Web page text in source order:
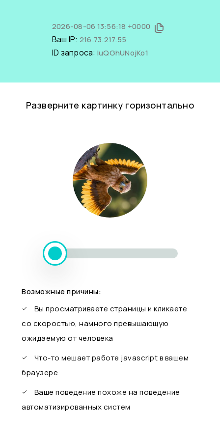
2026-08-06 13:56:18 +0000
Ваш IP: 216.73.217.55
ID запроса: IuQGhUNojKo1
Разверните картинку горизонтально
Возможные причины:
Вы просматриваете страницы и кликаете
со скоростью, намного превышающую
ожидаемую от человека
Что-то мешает работе javascript в вашем
браузере
Ваше поведение похоже на поведение
автоматизированных систем